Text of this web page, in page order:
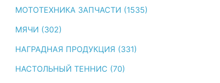
МОТОТЕХНИКА ЗАПЧАСТИ (1535)
МЯЧИ (302)
НАГРАДНАЯ ПРОДУКЦИЯ (331)
НАСТОЛЬНЫЙ ТЕННИС (70)